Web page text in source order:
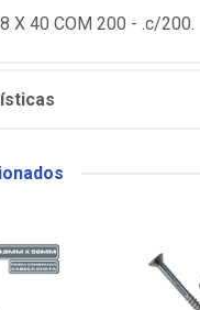
X 40 COM 200 - .c/200.